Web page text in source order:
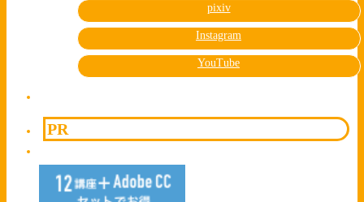
pixiv
Instagram
YouTube
PR